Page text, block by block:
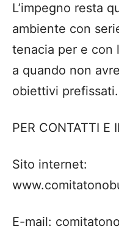
L’impegno resta
ambiente con
tenacia per e con
a quando non
obiettivi prefissati.
​PER CONTATTI E
​Sito internet:
​E-mail: